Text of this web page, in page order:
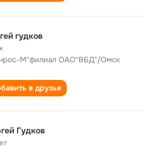
гудков
М"филиал ОАО"ВБД"/Омск
в друзья
Гудков